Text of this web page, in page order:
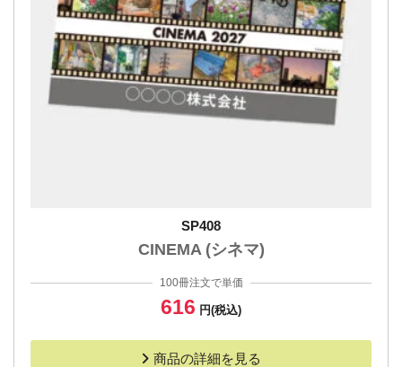
SP408
CINEMA (シネマ)
100冊注文で単価
616 円(税込)
商品の詳細を見る